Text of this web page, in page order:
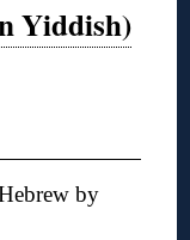
Yiddish)
by